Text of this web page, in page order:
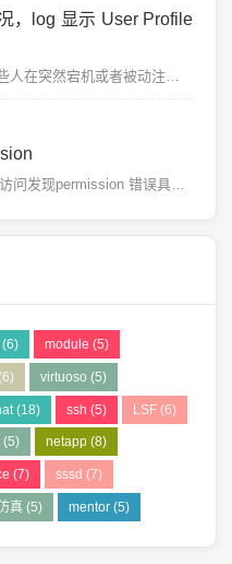
，log 显示 User Profile
一个朋友，配置了apache之后进行访问发现permission 错误具体问题：在centos7上...
(6) module (5)
(6) virtuoso (5)
(18) ssh (5) LSF(6)
(5) netapp (8)
(7) sssd (7)
真 (5) mentor (5)